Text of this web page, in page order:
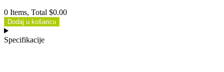
0 Items, Total $0.00
Dodaj u košaricu
Specifikacije